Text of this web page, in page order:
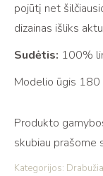
pojūtį net
dizainas išliks
Sudėtis: 100%
Modelio ūgis 180
Produkto
skubiau prašome
Kategorijos: